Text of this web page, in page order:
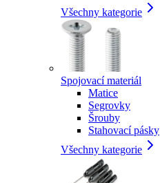
Všechny kategorie
Spojovací materiál
Matice
Segrovky
Šrouby
Stahovací pásky
Všechny kategorie